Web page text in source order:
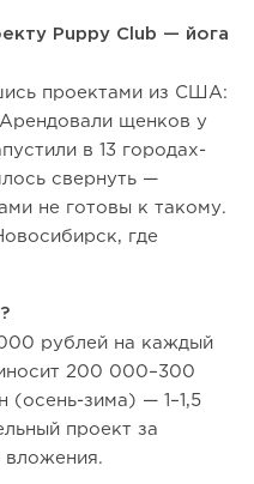
Puppy Club — йога
проектами из США:
щенков у
в 13 городах-
свернуть —
не готовы к такому.
где
рублей на каждый
200 000–300
(осень-зима) — 1–1,5
проект за
вложения.